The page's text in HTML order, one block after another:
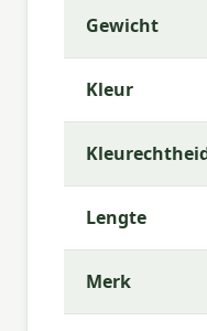
Heb je vragen
assortiment
Waarom
MetMadison
Gewicht
Kleur
Lengte
Merk